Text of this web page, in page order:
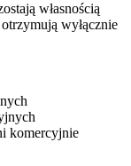
własnością
wyłącznie
komercyjnie